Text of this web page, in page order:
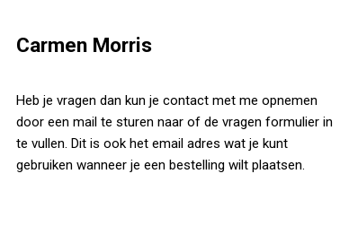
Carmen Morris
Heb je vragen dan kun je contact met me opnemen
door een mail te sturen naar of de vragen formulier in
te vullen. Dit is ook het email adres wat je kunt
gebruiken wanneer je een bestelling wilt plaatsen.